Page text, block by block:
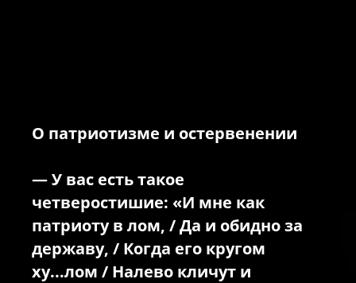
О патриотизме и остервенении
—У вас есть такое
четверостишие: «И мне как
патриоту в лом, / Да и обидно за
державу, / Когда его кругом
ху...лом / Налево кличут и